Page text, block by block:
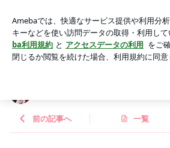
wered by Ameba
アプリをダウンロードして ブログの更新通知
ょう。
前の記事へ 一覧